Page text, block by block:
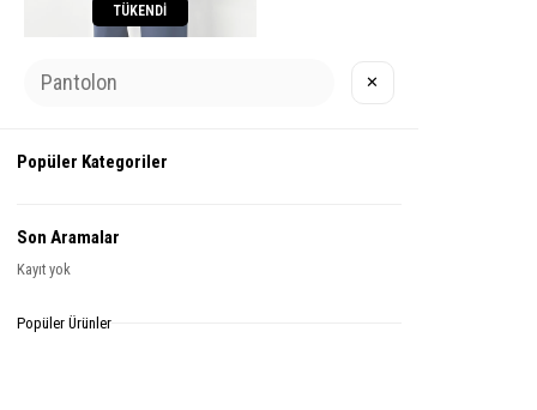
TÜKENDI
₺1.428,99
✕
Popüler Kategoriler
Son Aramalar
Kayıt yok
Popüler Ürünler